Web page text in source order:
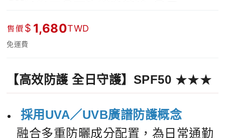
售價$ 1,680TWD
免運費
【高效防護 全日守護】SPF50 ★★★
採用UVA／UVB廣譜防護概念
融合多重防曬成分配置，為日常通勤